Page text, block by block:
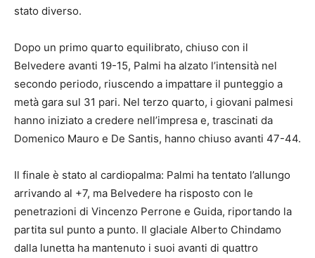
stato diverso.
Dopo un primo quarto equilibrato, chiuso con il
Belvedere avanti 19-15, Palmi ha alzato l’intensità nel
secondo periodo, riuscendo a impattare il punteggio a
metà gara sul 31 pari. Nel terzo quarto, i giovani palmesi
hanno iniziato a credere nell’impresa e, trascinati da
Domenico Mauro e De Santis, hanno chiuso avanti 47-44.
Il finale è stato al cardiopalma: Palmi ha tentato l’allungo
arrivando al +7, ma Belvedere ha risposto con le
penetrazioni di Vincenzo Perrone e Guida, riportando la
partita sul punto a punto. Il glaciale Alberto Chindamo
dalla lunetta ha mantenuto i suoi avanti di quattro